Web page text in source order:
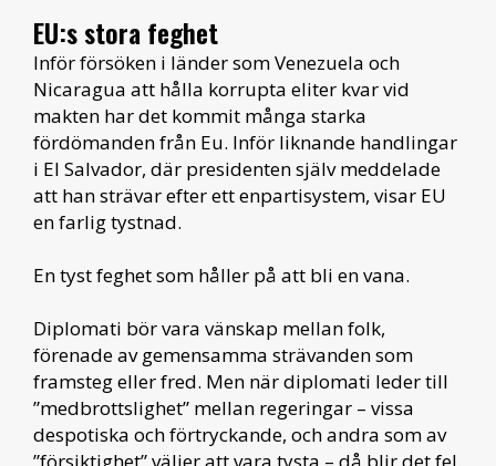
EU:s stora feghet
Inför försöken i länder som Venezuela och
Nicaragua att hålla korrupta eliter kvar vid
makten har det kommit många starka
fördömanden från Eu. Inför liknande handlingar
i El Salvador, där presidenten själv meddelade
att han strävar efter ett enpartisystem, visar EU
en farlig tystnad.
En tyst feghet som håller på att bli en vana.
Diplomati bör vara vänskap mellan folk,
förenade av gemensamma strävanden som
framsteg eller fred. Men när diplomati leder till
”medbrottslighet” mellan regeringar – vissa
despotiska och förtryckande, och andra som av
”försiktighet” väljer att vara tysta – då blir det fel.